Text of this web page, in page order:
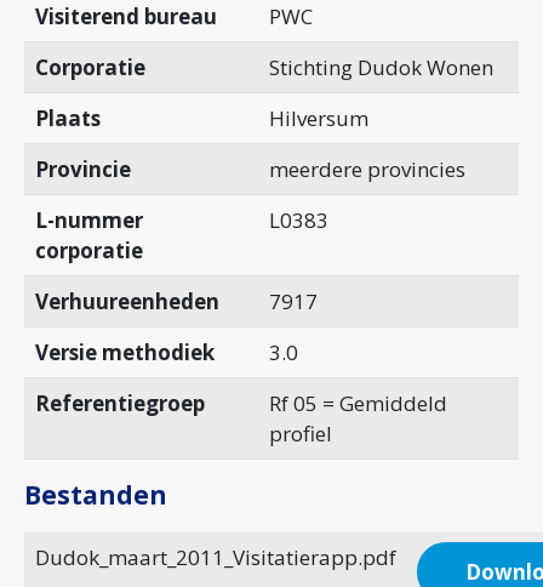
Visiterend bureau
PWC
Corporatie
Stichting Dudok Wonen
Plaats
Hilversum
Provincie
meerdere provincies
L-nummer
corporatie
L0383
Verhuureenheden
7917
Versie methodiek
3.0
Referentiegroep
Rf 05 = Gemiddeld
profiel
Bestanden
Dudok_maart_2011_Visitatierapp.pdf